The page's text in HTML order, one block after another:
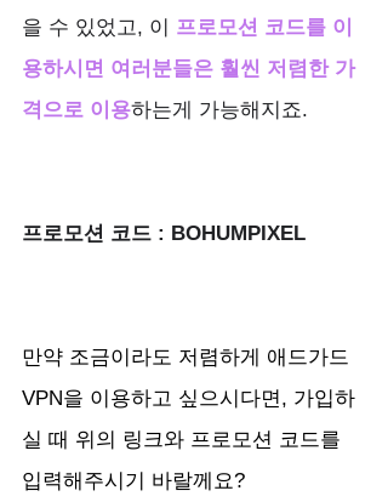
을 수 있었고, 이
프로모션 코드를 이
용하시면 여러분들은 훨씬 저렴한 가
격으로 이용하는게 가능해지죠.
프로모션 코드 : BOHUMPIXEL
만약 조금이라도 저렴하게 애드가드
VPN을 이용하고 싶으시다면, 가입하
실 때 위의 링크와 프로모션 코드를
입력해주시기 바랄께요?